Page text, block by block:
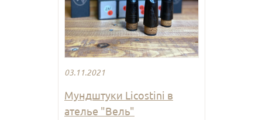
03.11.2021
Мундштуки Licostini в
ателье "Вель"